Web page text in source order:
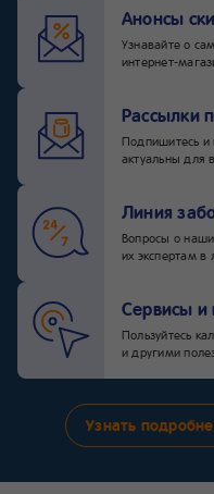
Анонсы
Узнавайте о
интернет-
Рассылки
Подпишитесь и
актуальны для
Линия
Вопросы о
их экспертам
Сервисы и
Пользуйтесь
и другими
Узнать